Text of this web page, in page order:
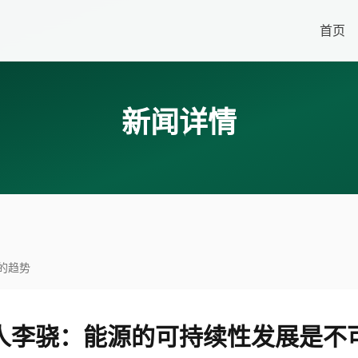
首页
新闻详情
趋势
李骁：能源的可持续性发展是不